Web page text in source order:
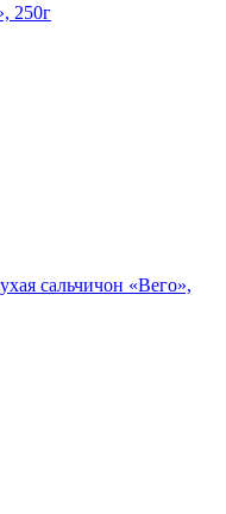
250г
сальчичон «Вего»,